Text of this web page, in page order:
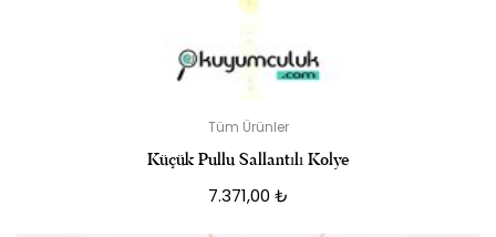
Tüm Ürünler
Küçük Pullu Sallantılı Kolye
7.371,00 ₺